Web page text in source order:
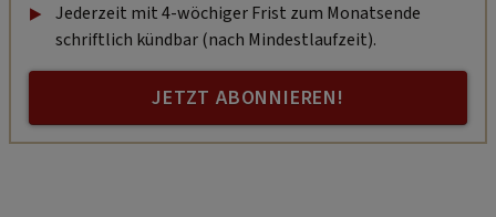
Jederzeit mit 4-wöchiger Frist zum Monatsende
schriftlich kündbar (nach Mindestlaufzeit).
JETZT ABONNIEREN!